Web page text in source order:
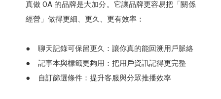
真做 OA 的品牌是大加分。它讓品牌更容易把「關係
經營」做得更細、更久、更有效率：
● 聊天記錄可保留更久：讓你真的能回溯用戶脈絡
● 記事本與標籤更夠用：把用戶資訊記得更完整
● 自訂篩選條件：提升客服與分眾推播效率